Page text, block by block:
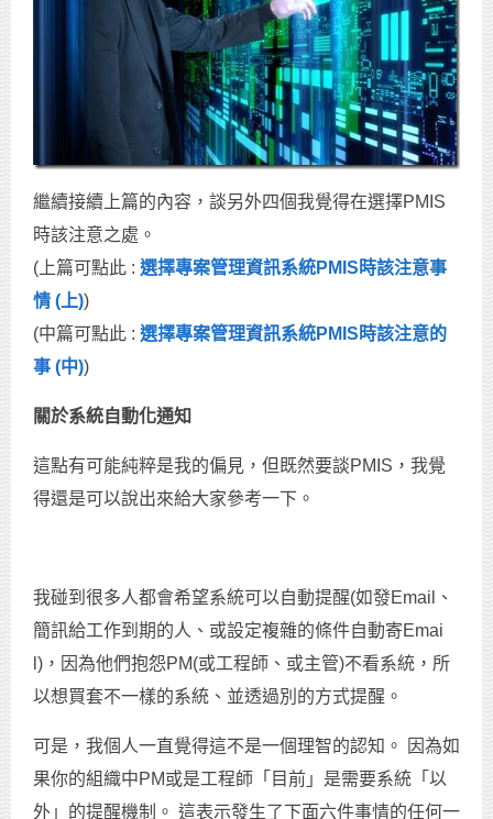
繼續接續上篇的內容，談另外四個我覺得在選擇PMIS
時該注意之處。
(上篇可點此 : 選擇專案管理資訊系統PMIS時該注意事
情 (上))
(中篇可點此 : 選擇專案管理資訊系統PMIS時該注意的
事 (中))
關於系統自動化通知
這點有可能純粹是我的偏見，但既然要談PMIS，我覺
得還是可以說出來給大家參考一下。
我碰到很多人都會希望系統可以自動提醒(如發Email、
簡訊給工作到期的人、或設定複雜的條件自動寄Emai
l)，因為他們抱怨PM(或工程師、或主管)不看系統，所
以想買套不一樣的系統、並透過別的方式提醒。
可是，我個人一直覺得這不是一個理智的認知。 因為如
果你的組織中PM或是工程師「目前」是需要系統「以
外」的提醒機制。 這表示發生了下面六件事情的任何一